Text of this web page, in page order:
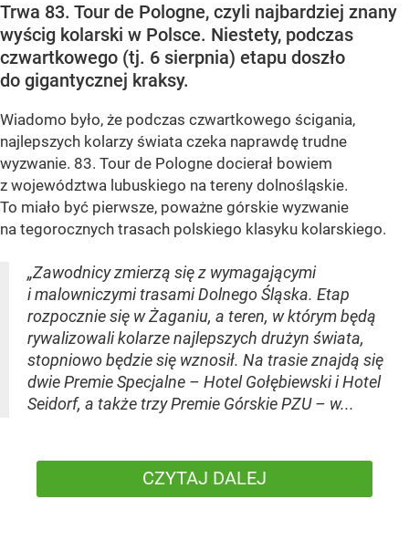
Trwa 83. Tour de Pologne, czyli najbardziej znany
wyścig kolarski w Polsce. Niestety, podczas
czwartkowego (tj. 6 sierpnia) etapu doszło
do gigantycznej kraksy.
Wiadomo było, że podczas czwartkowego ścigania,
najlepszych kolarzy świata czeka naprawdę trudne
wyzwanie. 83. Tour de Pologne docierał bowiem
z województwa lubuskiego na tereny dolnośląskie.
To miało być pierwsze, poważne górskie wyzwanie
na tegorocznych trasach polskiego klasyku kolarskiego.
„Zawodnicy zmierzą się z wymagającymi
i malowniczymi trasami Dolnego Śląska. Etap
rozpocznie się w Żaganiu, a teren, w którym będą
rywalizowali kolarze najlepszych drużyn świata,
stopniowo będzie się wznosił. Na trasie znajdą się
dwie Premie Specjalne – Hotel Gołębiewski i Hotel
Seidorf, a także trzy Premie Górskie PZU – w...
CZYTAJ DALEJ